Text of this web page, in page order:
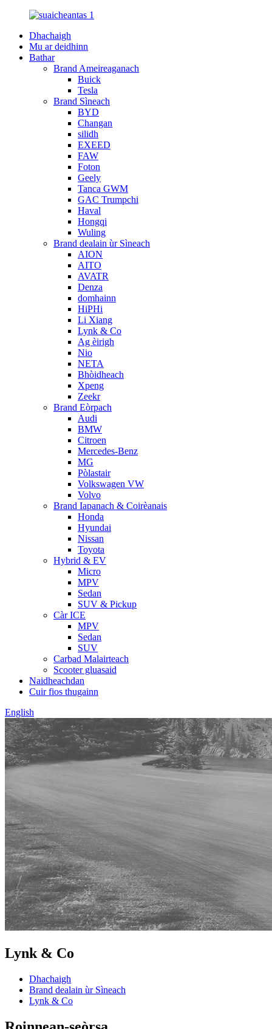
Dhachaigh
Mu ar deidhinn
Bathar
Brand Ameireaganach
Buick
Tesla
Brand Sìneach
BYD
Changan
silidh
EXEED
FAW
Foton
Geely
Tanca GWM
GAC Trumpchi
Haval
Hongqi
Wuling
Brand dealain ùr Sìneach
AION
AITO
AVATR
Denza
domhainn
HiPHi
Li Xiang
Lynk & Co
Ag èirigh
Nio
NETA
Bhòidheach
Xpeng
Zeekr
Brand Eòrpach
Audi
BMW
Citroen
Mercedes-Benz
MG
Pòlastair
Volkswagen VW
Volvo
Brand Iapanach & Coirèanais
Honda
Hyundai
Nissan
Toyota
Hybrid & EV
Micro
MPV
Sedan
SUV & Pickup
Càr ICE
MPV
Sedan
SUV
Carbad Malairteach
Scooter gluasaid
Naidheachdan
Cuir fios thugainn
English
Lynk & Co
Dhachaigh
Brand dealain ùr Sìneach
Lynk & Co